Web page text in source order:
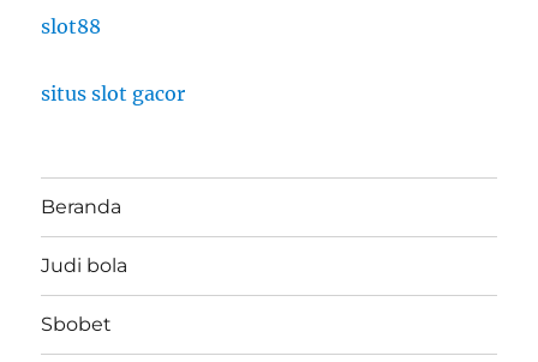
slot88
situs slot gacor
Beranda
Judi bola
Sbobet